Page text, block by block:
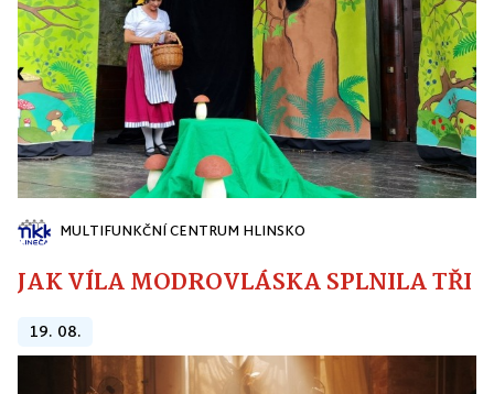
MULTIFUNKČNÍ CENTRUM HLINSKO
JAK VÍLA MODROVLÁSKA SPLNILA
19. 08.